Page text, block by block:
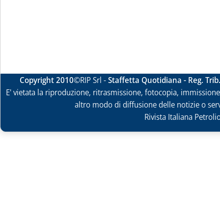
Copyright 2010©RIP Srl -Staffetta Quotidiana - Reg.
E' vietata la riproduzione, ritrasmissione, fotocopia,
altro modo di diffusione delle notizie o
Rivista Italiana